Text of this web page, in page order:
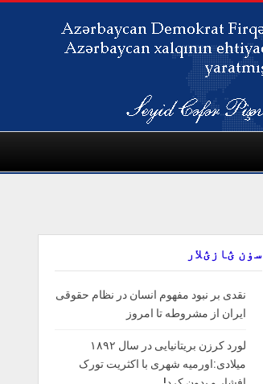
سۏن ؽازؽلار
نقدی بر نبود مفهوم انسان در نظام حقوقی
ایران از مشروطه تا امروز
لورد کرزن بریتانیایی در سال ۱۸۹۲
میلادی:اورمیه شهری با اکثریت تورک